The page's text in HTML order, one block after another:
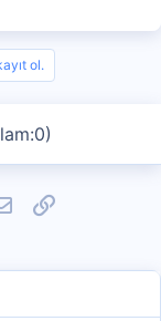
ol.
E-postaLink